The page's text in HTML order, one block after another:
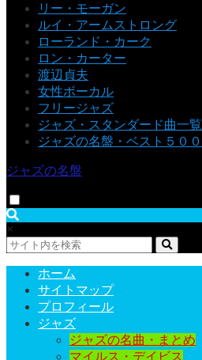
リー・モーガン
ルイ・アームストロング
ローランド・カーク
ロン・カーター
渡辺貞夫
女性ボーカル
フリージャズ
ジャズ・スタンダード曲一覧
ジャズの名盤・ベスト５００
ジャズの名盤
×
ホーム
サイトマップ
プロフィール
ジャズ
ジャズの名曲・まとめ
マイルス・デイビス